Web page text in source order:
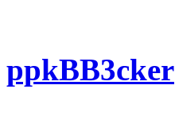
ppkBB3cker